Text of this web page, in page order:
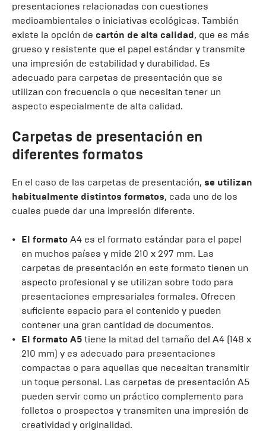
presentaciones relacionadas con cuestiones
medioambientales o iniciativas ecológicas. También
existe la opción de cartón de alta calidad, que es más
grueso y resistente que el papel estándar y transmite
una impresión de estabilidad y durabilidad. Es
adecuado para carpetas de presentación que se
utilizan con frecuencia o que necesitan tener un
aspecto especialmente de alta calidad.
Carpetas de presentación en
diferentes formatos
En el caso de las carpetas de presentación, se utilizan
habitualmente distintos formatos, cada uno de los
cuales puede dar una impresión diferente.
El formato A4 es el formato estándar para el papel
en muchos países y mide 210 x 297 mm. Las
carpetas de presentación en este formato tienen un
aspecto profesional y se utilizan sobre todo para
presentaciones empresariales formales. Ofrecen
suficiente espacio para el contenido y pueden
contener una gran cantidad de documentos.
El formato A5 tiene la mitad del tamaño del A4 (148 x
210 mm) y es adecuado para presentaciones
compactas o para aquellas que necesitan transmitir
un toque personal. Las carpetas de presentación A5
pueden servir como un práctico complemento para
folletos o prospectos y transmiten una impresión de
creatividad y originalidad.